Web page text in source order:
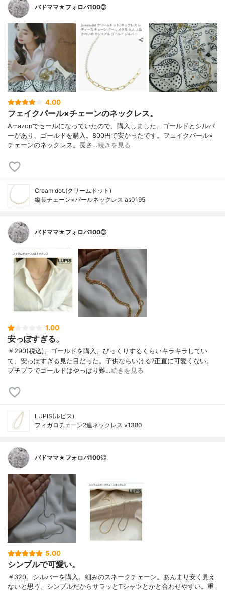
バドママ★フォロバ100◎
4.00
フェイクパール×チェーンのネックレス。
Amazonでセールになっていたので、購入しました。ゴールドとシルバ
ーがあり、ゴールドを購入。800円で安かったです。フェイクパール×
チェーンのネックレス。長さ…続きを見る
Cream dot.(クリームドット)
縦長チェーン×パールネックレス as0195
バドママ★フォロバ100◎
1.00
安っぽすぎる。
￥290(税込)。ゴールドを購入。びっくりするくらいキラキラしてい
て、安っぽすぎる見た目だった。子供ならいける?正直に可愛くない。
プチプラでゴールドはやっぱり難…続きを見る
LUPIS(ルピス)
フィガロチェーン2連ネックレス v1380
バドママ★フォロバ100◎
5.00
シンプルで可愛い。
￥320。シルバーを購入。細みのスネークチェーン。あんまり安く見え
ないと思う。シンプルだからサラッとTシャツとかと合わせやすい。重